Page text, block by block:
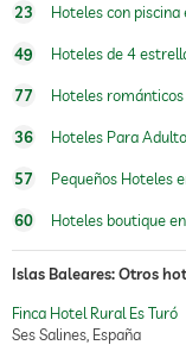
23 Hoteles con
49 Hoteles de 4
77 Hoteles
36 Hoteles Para
57 Pequeños Hoteles
60 Hoteles boutique
Islas Baleares: Otros
Finca Hotel Rural Es Turó
Ses Salines, España